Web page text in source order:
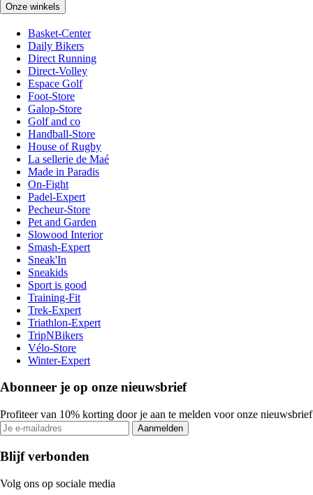
Onze winkels
Basket-Center
Daily Bikers
Direct Running
Direct-Volley
Espace Golf
Foot-Store
Galop-Store
Golf and co
Handball-Store
House of Rugby
La sellerie de Maé
Made in Paradis
On-Fight
Padel-Expert
Pecheur-Store
Pet and Garden
Slowood Interior
Smash-Expert
Sneak'In
Sneakids
Sport is good
Training-Fit
Trek-Expert
Triathlon-Expert
TripNBikers
Vélo-Store
Winter-Expert
Abonneer je op onze nieuwsbrief
Profiteer van 10% korting door je aan te melden voor onze nieuwsbrief
Aanmelden
Blijf verbonden
Volg ons op sociale media